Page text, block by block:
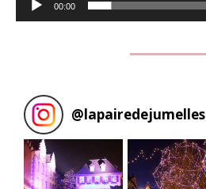
00:00
@lapairedejumelles